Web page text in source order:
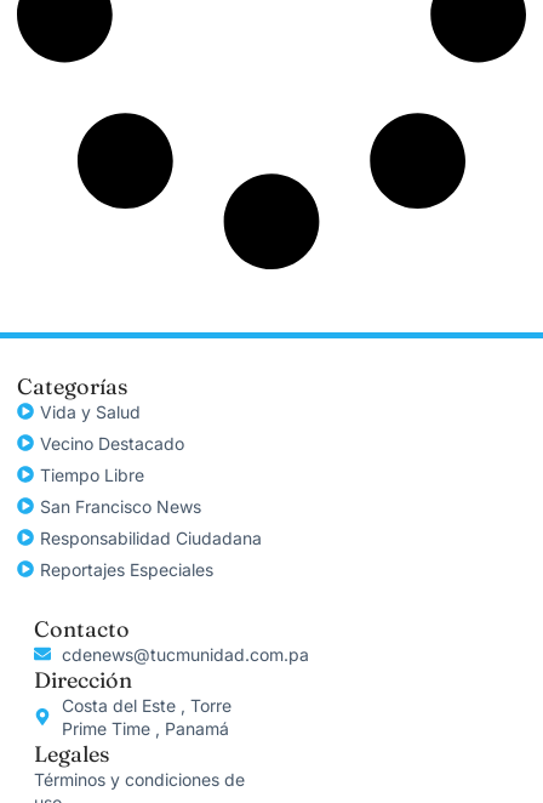
Categorías
Vida y Salud
Vecino Destacado
Tiempo Libre
San Francisco News
Responsabilidad Ciudadana
Reportajes Especiales
Contacto
cdenews@tucmunidad.com.pa
Dirección
Costa del Este , Torre
Prime Time , Panamá
Legales
Términos y condiciones de